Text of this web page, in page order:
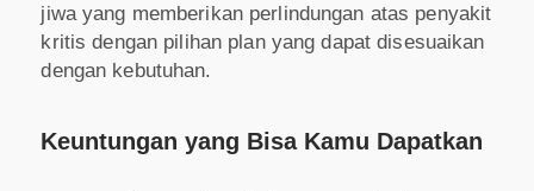
jiwa yang memberikan perlindungan atas penyakit
kritis dengan pilihan plan yang dapat disesuaikan
dengan kebutuhan.
Keuntungan yang Bisa Kamu Dapatkan